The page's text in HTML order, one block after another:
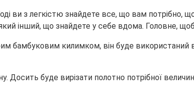
ви з легкістю знайдете все, що вам потрібно,
інший, що знайдете у себе вдома. Головне,
бамбуковим килимком, він буде
Досить буде вирізати полотно потрібної